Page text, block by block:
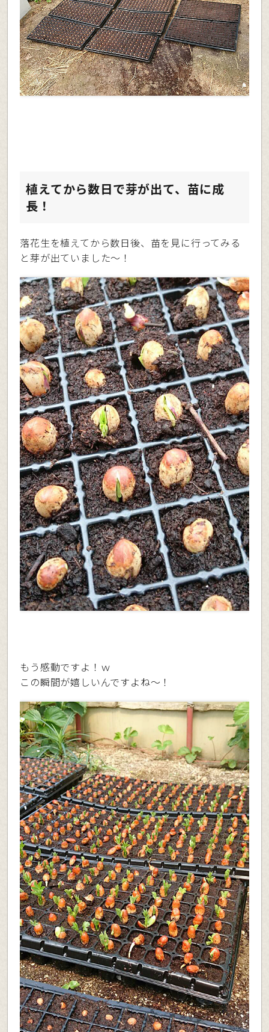
植えてから数日で芽が出て、苗に成
長！
落花生を植えてから数日後、苗を見に行ってみる
と芽が出ていました〜！
もう感動ですよ！ｗ
この瞬間が嬉しいんですよね〜！